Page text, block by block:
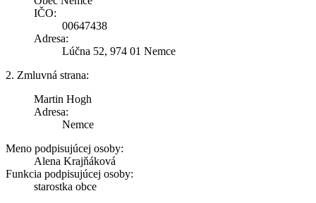
IČO:
00647438
Adresa:
Lúčna 52, 974 01 Nemce
2. Zmluvná strana:
Martin Hogh
Adresa:
Nemce
Meno podpisujúcej osoby:
Alena Krajňáková
Funkcia podpisujúcej osoby:
starostka obce